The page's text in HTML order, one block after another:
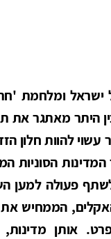
ומלחמת
היתר מאתגר את
להוות חלון
הסוניות
פעולה למען
הממחיש את
אותן